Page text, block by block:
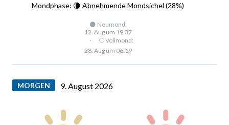
Mondphase: 🌘 Abnehmende Mondsichel (28%)
🌑 Neumond:
12. Aug um 19:37
·
🌕 Vollmond:
28. Aug um 06:19
MORGEN 9. August 2026